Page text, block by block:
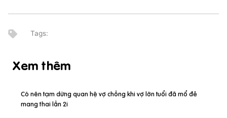
Xem thêm
Có nên tạm dừng quan hệ vợ chồng khi vợ lớn tuổi đã mổ đẻ
mang thai lần 2i